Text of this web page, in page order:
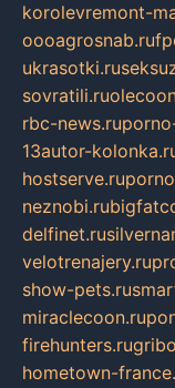
korolevremont-
oooagrosnab.ru
ukrasotki.ru
sovratili.ru
rbc-news.ru
13autor-
hostserve.ru
neznobi.ru
delfinet.ru
velotrenajery.ru
show-pets.ru
miraclecoon.ru
firehunters.ru
hometown-